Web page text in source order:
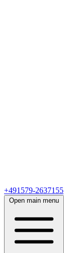
+491579-2637155
Open main menu